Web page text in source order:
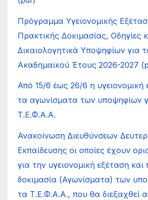
Πρόγραμμα Υγειονομικής
Πρακτικής Δοκιμασίας, Οδηγίες
Δικαιολογητικά Υποψηφίων για
Ακαδημαϊκού Έτους 2026-2027
Από 15/6 έως 26/6 η υγειονομική
τα αγωνίσματα των υποψηφίων
Τ.Ε.Φ.Α.Α.
Ανακοίνωση Διευθύνσεων
Εκπαίδευσης οι οποίες έχουν
για την υγειονομική εξέταση και
δοκιμασία (Αγωνίσματα) των
τα Τ.Ε.Φ.Α.Α., που θα διεξαχθεί